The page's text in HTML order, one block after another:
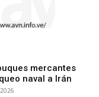
mercantes
naval a Irán